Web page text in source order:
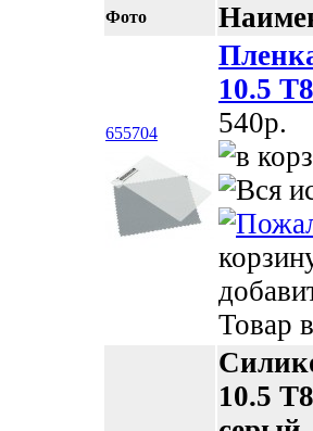
Фото
655704
10.5
540p.
Товар
10.5